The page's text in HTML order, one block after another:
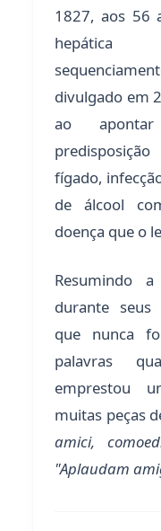
1827, aos 56
hepática
divulgado em
ao
fígado,
de álcool
doença que o
Resumindo
durante seus
que nunca
palavras
emprestou
muitas peças
amici,
"Aplaudam